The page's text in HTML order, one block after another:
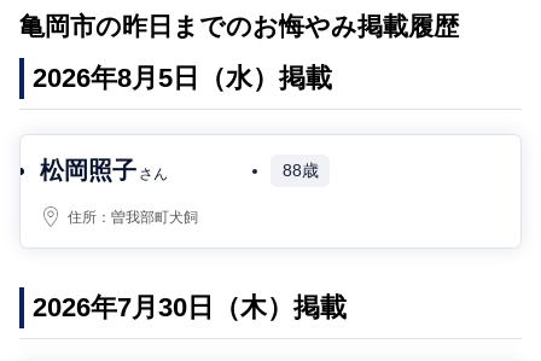
亀岡市の昨日までのお悔やみ掲載履歴
2026年8月5日（水）掲載
松岡照子 さん 88歳
住所：曽我部町犬飼
2026年7月30日（木）掲載